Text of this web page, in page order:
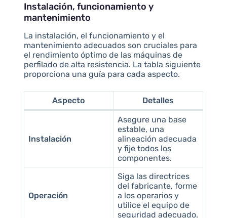
Instalación, funcionamiento y
mantenimiento
La instalación, el funcionamiento y el
mantenimiento adecuados son cruciales para
el rendimiento óptimo de las máquinas de
perfilado de alta resistencia. La tabla siguiente
proporciona una guía para cada aspecto.
Aspecto Detalles
Instalación
Asegure una base
estable, una
alineación adecuada
y fije todos los
componentes.
Operación
Siga las directrices
del fabricante, forme
a los operarios y
utilice el equipo de
seguridad adecuado.